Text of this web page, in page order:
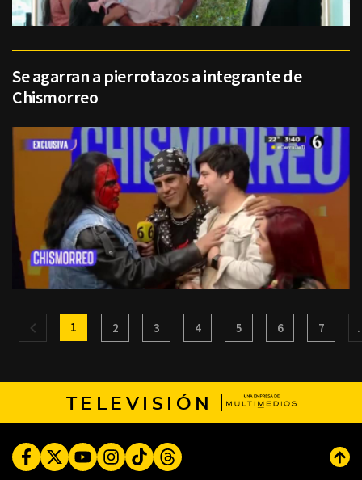
Se agarran a pierrotazos a integrante de
Chismorreo
1 2 3 4 5 6 7
TELEVISIÓN
FacebookTwitterYoutubeInstagram
TikTokThreads